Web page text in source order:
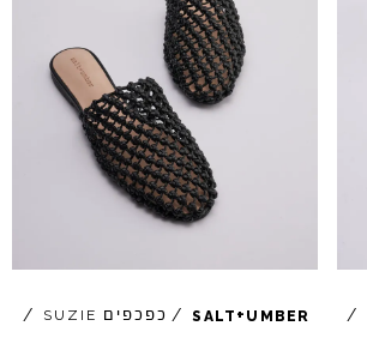
/
SALT + UMBER
/ כפכפים SUZIE
/